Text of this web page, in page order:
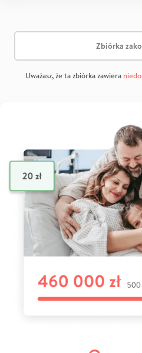
Zbiórka
Uważasz, że ta zbiórka zawiera